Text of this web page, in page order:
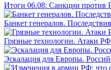
Итоги 06.08: Санкции против
Банкет генералов.
Грязные технологии. Атаки
Эскалация для Европы.